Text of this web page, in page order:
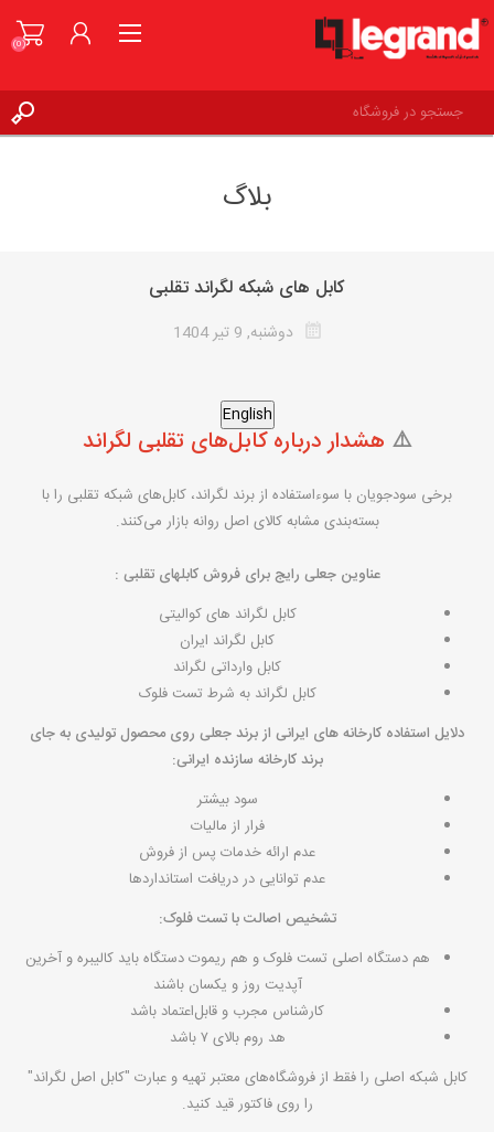
(0)
بلاگ
کابل های شبکه لگراند تقلبی
دوشنبه, 9 تیر 1404
English
⚠️ هشدار درباره کابل‌های تقلبی لگراند
برخی سودجویان با سوءاستفاده از برند لگراند، کابل‌های شبکه تقلبی را با
بسته‌بندی مشابه کالای اصل روانه بازار می‌کنند.
عناوین جعلی رایج برای فروش کابلهای تقلبی :
کابل لگراند های کوالیتی
کابل لگراند ایران
کابل وارداتی لگراند
کابل لگراند به شرط تست فلوک
دلایل استفاده کارخانه های ایرانی از برند جعلی روی محصول تولیدی به جای
برند کارخانه سازنده ایرانی:
سود بیشتر
فرار از مالیات
عدم ارائه خدمات پس از فروش
عدم توانایی در دریافت استانداردها
تشخیص اصالت با تست فلوک:
هم دستگاه اصلی تست فلوک و هم ریموت دستگاه باید کالیبره و آخرین
آپدیت روز و یکسان باشند
کارشناس مجرب و قابل‌اعتماد باشد
هد روم بالای ۷ باشد
کابل شبکه اصلی را فقط از فروشگاه‌های معتبر تهیه و عبارت "کابل اصل لگراند"
را روی فاکتور قید کنید.